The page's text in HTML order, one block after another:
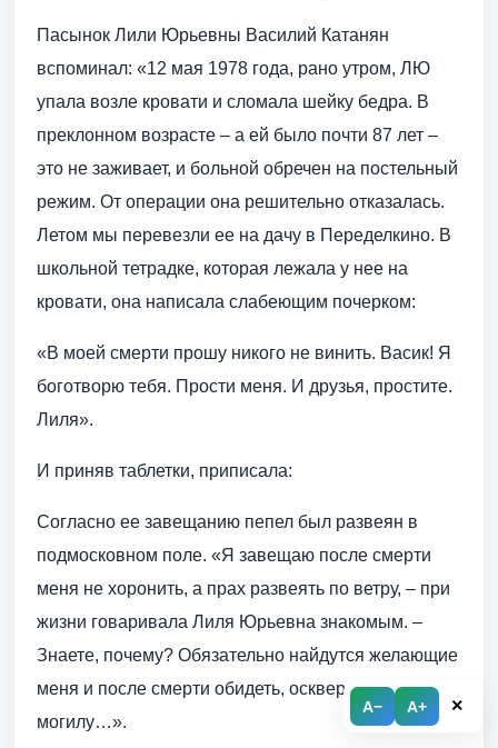
A− A+ ×
Пасынок Лили Юрьевны Василий Катанян
вспоминал: «12 мая 1978 года, рано утром, ЛЮ
упала возле кровати и сломала шейку бедра. В
преклонном возрасте – а ей было почти 87 лет –
это не заживает, и больной обречен на постельный
режим. От операции она решительно отказалась.
Летом мы перевезли ее на дачу в Переделкино. В
школьной тетрадке, которая лежала у нее на
кровати, она написала слабеющим почерком:
«В моей смерти прошу никого не винить. Васик! Я
боготворю тебя. Прости меня. И друзья, простите.
Лиля».
И приняв таблетки, приписала:
Согласно ее завещанию пепел был развеян в
подмосковном поле. «Я завещаю после смерти
меня не хоронить, а прах развеять по ветру, – при
жизни говаривала Лиля Юрьевна знакомым. –
Знаете, почему? Обязательно найдутся желающие
меня и после смерти обидеть, осквернить мою
могилу…».